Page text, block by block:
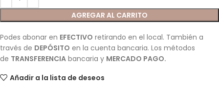
AGREGAR AL CARRITO
Podes abonar en EFECTIVO retirando en el local. También a
través de DEPÓSITO en la cuenta bancaria. Los métodos
de TRANSFERENCIA bancaria y MERCADO PAGO.
Añadir a la lista de deseos